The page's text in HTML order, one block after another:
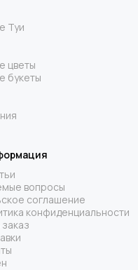
Туи
цветы
букеты
вопросы
соглашение
конфиденциальности